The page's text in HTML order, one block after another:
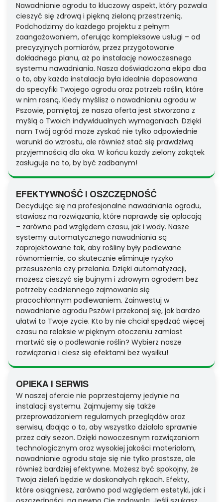
Nawadnianie ogrodu to kluczowy aspekt, który pozwala
cieszyć się zdrową i piękną zieloną przestrzenią.
Podchodzimy do każdego projektu z pełnym
zaangażowaniem, oferując kompleksowe usługi – od
precyzyjnych pomiarów, przez przygotowanie
dokładnego planu, aż po instalację nowoczesnego
systemu nawadniania. Nasza doświadczona ekipa dba
o to, aby każda instalacja była idealnie dopasowana
do specyfiki Twojego ogrodu oraz potrzeb roślin, które
w nim rosną. Kiedy myślisz o nawadnianiu ogrodu w
Pszowie, pamiętaj, że nasza oferta jest stworzona z
myślą o Twoich indywidualnych wymaganiach. Dzięki
nam Twój ogród może zyskać nie tylko odpowiednie
warunki do wzrostu, ale również stać się prawdziwą
przyjemnością dla oka. W końcu każdy zielony zakątek
zasługuje na to, by być zadbanym!
EFEKTYWNOŚĆ I OSZCZĘDNOŚĆ
Decydując się na profesjonalne nawadnianie ogrodu,
stawiasz na rozwiązania, które naprawdę się opłacają
– zarówno pod względem czasu, jak i wody. Nasze
systemy automatycznego nawadniania są
zaprojektowane tak, aby rośliny były podlewane
równomiernie, co skutecznie eliminuje ryzyko
przesuszenia czy przelania. Dzięki automatyzacji,
możesz cieszyć się bujnym i zdrowym ogrodem bez
potrzeby codziennego zajmowania się
pracochłonnym podlewaniem. Zainwestuj w
nawadnianie ogrodu Pszów i przekonaj się, jak bardzo
ułatwi to Twoje życie. Kto by nie chciał spędzać więcej
czasu na relaksie w pięknym otoczeniu zamiast
martwić się o podlewanie roślin? Wybierz nasze
rozwiązania i ciesz się efektami bez wysiłku!
OPIEKA I SERWIS
W naszej ofercie nie poprzestajemy jedynie na
instalacji systemu. Zajmujemy się także
przeprowadzaniem regularnych przeglądów oraz
serwisu, dbając o to, aby wszystko działało sprawnie
przez cały sezon. Dzięki nowoczesnym rozwiązaniom
technologicznym oraz wysokiej jakości materiałom,
nawadnianie ogrodu staje się nie tylko prostsze, ale
również bardziej efektywne. Możesz być spokojny, że
Twoja zieleń będzie w doskonałych rękach. Efekty,
które osiągniesz, zarówno pod względem estetyki, jak i